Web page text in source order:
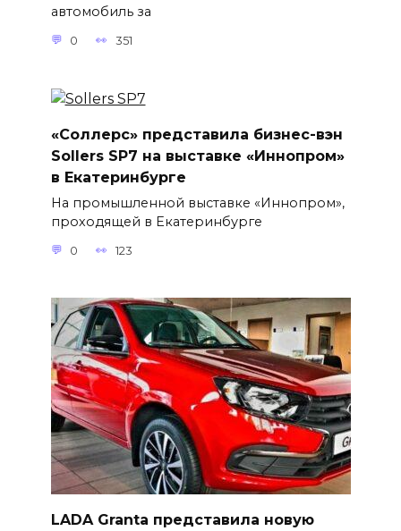
автомобиль за
0 351
«Соллерс» представила бизнес-вэн
Sollers SP7 на выставке «Иннопром»
в Екатеринбурге
На промышленной выставке «Иннопром»,
проходящей в Екатеринбурге
0 123
LADA Granta представила новую